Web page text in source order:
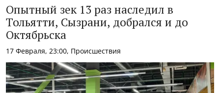
Опытный зек 13 раз наследил в
Тольятти, Сызрани, добрался и до
Октябрьска
17 Февраля, 23:00, Происшествия